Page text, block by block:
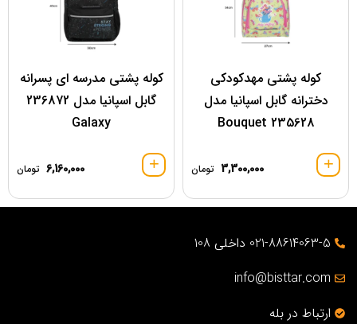
کوله پشتی مهدکودکی
دخترانه گابل اسپانیا مدل
Bouquet 235628
3,300,000 تومان
کوله پشتی مدرسه ای پسرانه
گابل اسپانیا مدل 236872
Galaxy
6,160,000 تومان
021-88614063-5 داخلی 108
info@bisttar.com
ارتباط در بله